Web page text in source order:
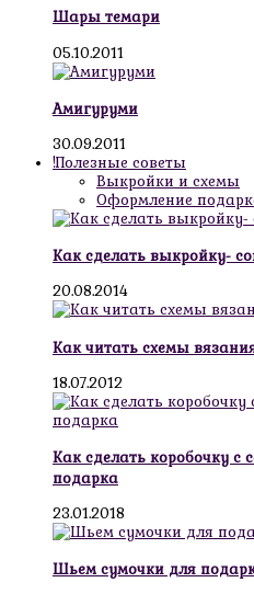
Шары темари
05.10.2011
Амигуруми
30.09.2011
!Полезные советы
Выкройки и схемы
Оформление
Как сделать выкройку-
20.08.2014
Как читать схемы
18.07.2012
Как сделать коробочку с
подарка
23.01.2018
Шьем сумочки для